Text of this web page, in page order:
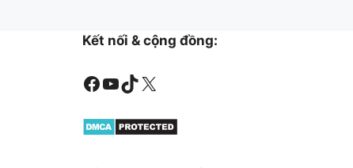
Kết nối & cộng đồng:
Facebook
Youtube
TikTok
X